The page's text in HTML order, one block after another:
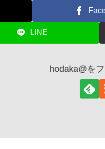
LINE
hodaka@を